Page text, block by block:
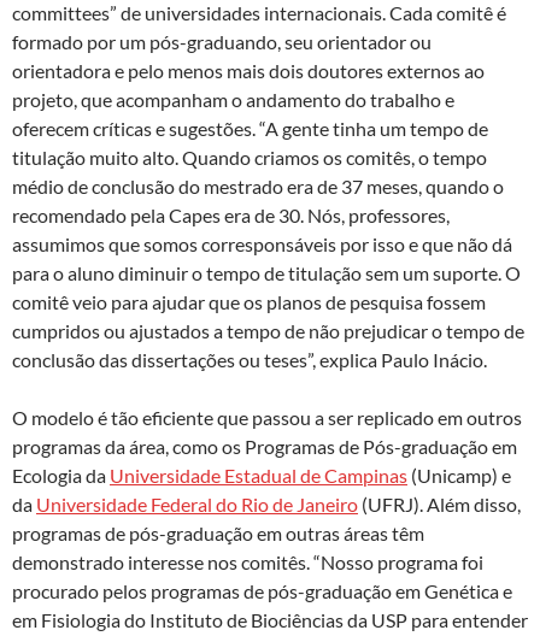
committees” de universidades internacionais. Cada comitê é
formado por um pós-graduando, seu orientador ou
orientadora e pelo menos mais dois doutores externos ao
projeto, que acompanham o andamento do trabalho e
oferecem críticas e sugestões. “A gente tinha um tempo de
titulação muito alto. Quando criamos os comitês, o tempo
médio de conclusão do mestrado era de 37 meses, quando o
recomendado pela Capes era de 30. Nós, professores,
assumimos que somos corresponsáveis por isso e que não dá
para o aluno diminuir o tempo de titulação sem um suporte. O
comitê veio para ajudar que os planos de pesquisa fossem
cumpridos ou ajustados a tempo de não prejudicar o tempo de
conclusão das dissertações ou teses”, explica Paulo Inácio.
O modelo é tão eficiente que passou a ser replicado em outros
programas da área, como os Programas de Pós-graduação em
Ecologia da Universidade Estadual de Campinas (Unicamp) e
da Universidade Federal do Rio de Janeiro (UFRJ). Além disso,
programas de pós-graduação em outras áreas têm
demonstrado interesse nos comitês. “Nosso programa foi
procurado pelos programas de pós-graduação em Genética e
em Fisiologia do Instituto de Biociências da USP para entender